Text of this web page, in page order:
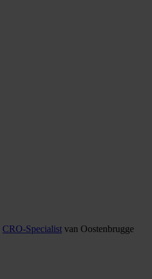
CRO-Specialist van Oostenbrugge